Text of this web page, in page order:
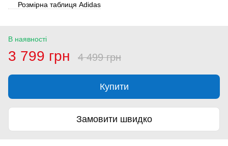
Розмірна таблиця Adidas
В наявності
3 799 грн 4 499 грн
Купити
Замовити швидко